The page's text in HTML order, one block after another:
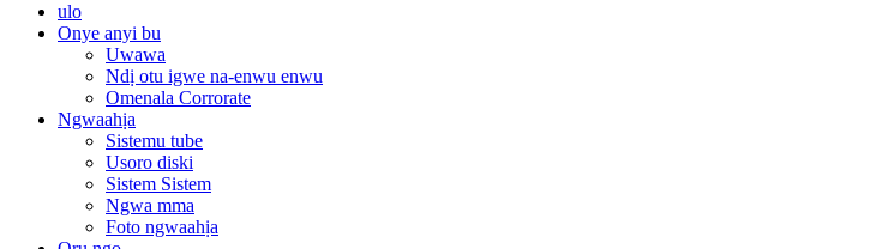
ulo
Onye anyi bu
Uwawa
Ndị otu igwe na-enwu enwu
Omenala Corrorate
Ngwaahịa
Sistemu tube
Usoro diski
Sistem Sistem
Ngwa mma
Foto ngwaahịa